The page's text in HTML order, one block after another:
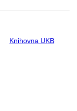
Knihovna UKB